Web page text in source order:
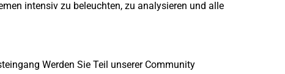
intensiv zu beleuchten, zu analysieren und alle
Werden Sie Teil unserer Community